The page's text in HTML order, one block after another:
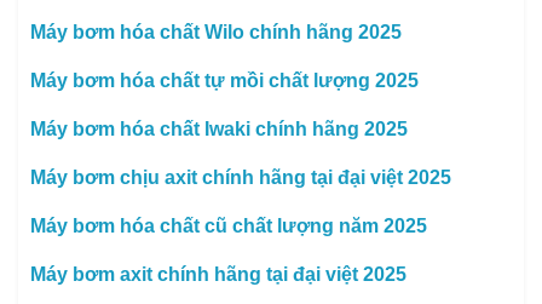
Máy bơm hóa chất Wilo chính hãng 2025
Máy bơm hóa chất tự mồi chất lượng 2025
Máy bơm hóa chất Iwaki chính hãng 2025
Máy bơm chịu axit chính hãng tại đại việt 2025
Máy bơm hóa chất cũ chất lượng năm 2025
Máy bơm axit chính hãng tại đại việt 2025